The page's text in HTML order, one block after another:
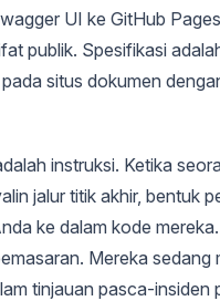
UI ke GitHub
publik. Spesifikasi
situs dokumen
instruksi. Ketika
jalur titik akhir, bentuk
ke dalam kode
Mereka
tinjauan pasca-insiden